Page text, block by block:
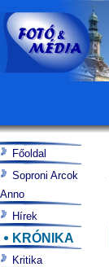
Főoldal
Soproni Arcok
Anno
Hírek
KRÓNIKA
Kritika